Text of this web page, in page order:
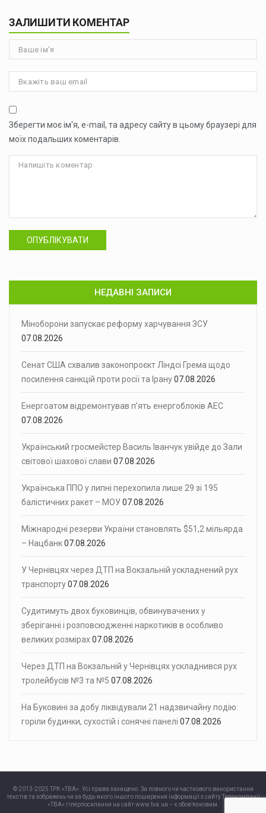
ЗАЛИШИТИ КОМЕНТАР
Зберегти моє ім'я, e-mail, та адресу сайту в цьому браузері для
моїх подальших коментарів.
ОПУБЛІКУВАТИ
НЕДАВНІ ЗАПИСИ
Міноборони запускає реформу харчування ЗСУ
07.08.2026
Сенат США схвалив законопроєкт Ліндсі Грема щодо
посилення санкцій проти росії та Ірану07.08.2026
Енергоатом відремонтував п’ять енергоблоків АЕС
07.08.2026
Український гросмейстер Василь Іванчук увійде до Зали
світової шахової слави 07.08.2026
Українська ППО у липні перехопила лише 29 зі 195
балістичних ракет – МОУ07.08.2026
Міжнародні резерви України становлять $51,2 мільярда
– Нацбанк07.08.2026
У Чернівцях через ДТП на Вокзальній ускладнений рух
транспорту07.08.2026
Судитимуть двох буковинців, обвинувачених у
зберіганні і розповсюдженні наркотиків в особливо
великих розмірах07.08.2026
Через ДТП на Вокзальній у Чернівцях ускладнився рух
тролейбусів №3 та №5 07.08.2026
На Буковині за добу ліквідували 21 надзвичайну подію:
горіли будинки, сухостій і сонячні панелі 07.08.2026
© 2013-2025 ТРК «ТВА». Усі права захищено. За повного чи часткового використання
текстів та зображень чи за будь-якого іншого поширення інформації з сайту Телекомпанії
«ТВА» гіперпосилання на сайт www.tva.ua – є обов’язковим.